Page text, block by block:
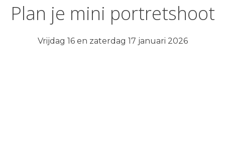
Plan je mini portretshoot
Vrijdag 16 en zaterdag 17 januari 2026